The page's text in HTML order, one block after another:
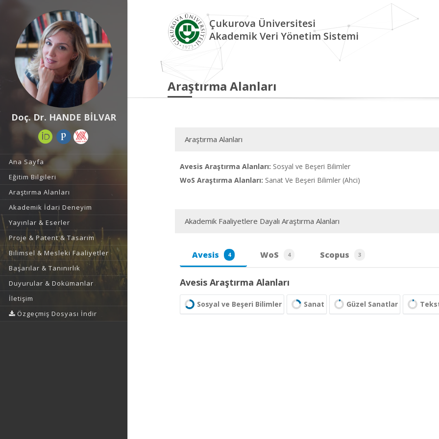
Doç. Dr. HANDE BİLVAR
Ana Sayfa
Eğitim Bilgileri
Araştırma Alanları
Akademik İdari Deneyim
Yayınlar & Eserler
Proje & Patent & Tasarım
Bilimsel & Mesleki Faaliyetler
Başarılar & Tanınırlık
Duyurular & Dokümanlar
İletişim
Özgeçmiş Dosyası İndir
Çukurova Üniversitesi
Akademik Veri Yönetim Sistemi
Araştırma Alanları
Araştırma Alanları
Avesis Araştırma Alanları: Sosyal ve Beşeri Bilimler
WoS Araştırma Alanları: Sanat Ve Beşeri Bilimler (Ahci)
Akademik Faaliyetlere Dayalı Araştırma Alanları
Avesis 4 WoS 4 Scopus 3
Avesis Araştırma Alanları
Sosyal ve Beşeri Bilimler Sanat Güzel Sanatlar